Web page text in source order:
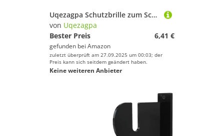
Uqezagpa Schutzbrille zum Schneiden von Zwiebeln, praktisch zum Kochen, reißfest, für Küche und Esszimmer, Küche, Brille für Augen
von Uqezagpa
Bester Preis
6,41 €
gefunden bei Amazon
zuletzt überprüft am 27.09.2025 um 00:03; der
Preis kann sich seitdem geändert haben.
Keine weiteren Anbieter